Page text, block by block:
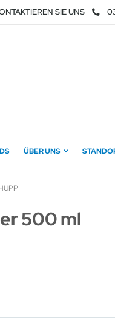
SIE UNS
ÜBER UNS
500 ml